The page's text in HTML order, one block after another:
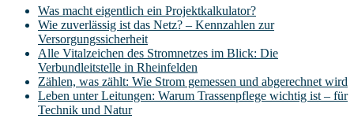
Was macht eigentlich ein Projektkalkulator?
Wie zuverlässig ist das Netz? – Kennzahlen zur
Versorgungssicherheit
Alle Vitalzeichen des Stromnetzes im Blick: Die
Verbundleitstelle in Rheinfelden
Zählen, was zählt: Wie Strom gemessen und abgerechnet wird
Leben unter Leitungen: Warum Trassenpflege wichtig ist – für
Technik und Natur